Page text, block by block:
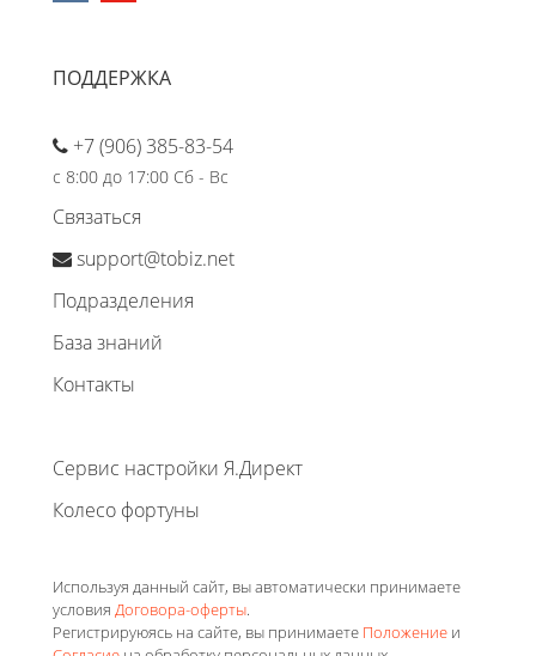
ПОДДЕРЖКА
+7 (906) 385-83-54
с 8:00 до 17:00 Сб - Вс
Связаться
support@tobiz.net
Подразделения
База знаний
Контакты
Сервис настройки Я.Директ
Колесо фортуны
Используя данный сайт, вы автоматически принимаете
условия Договора-оферты.
Регистрируюясь на сайте, вы принимаете Положение и